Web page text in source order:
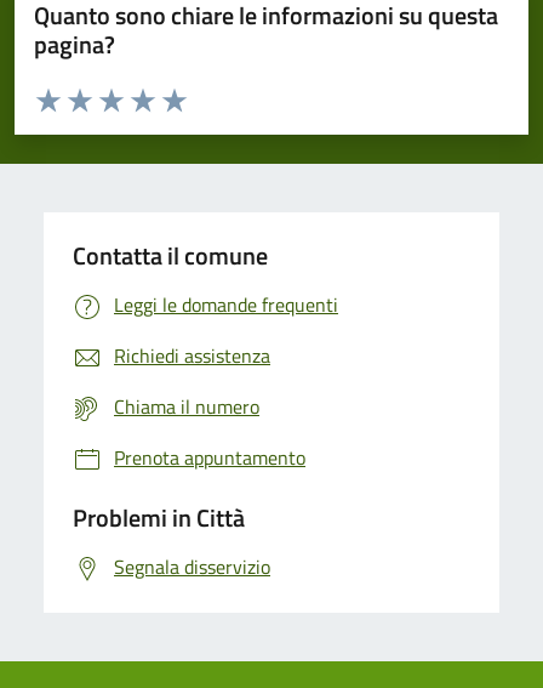
Quanto sono chiare le informazioni su questa
pagina?
Domanda
Valuta da 1 a 5 stelle la pagina
Valuta 5 stelle su 5
Valuta 4 stelle su 5
Valuta 3 stelle su 5
Valuta 2 stelle su 5
Valuta 1 stelle su 5
Contatta il comune
Leggi le domande frequenti
Richiedi assistenza
Chiama il numero
Prenota appuntamento
Problemi in Città
Segnala disservizio